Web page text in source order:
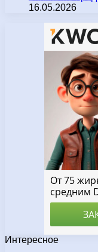
16.05.2026
Интересное